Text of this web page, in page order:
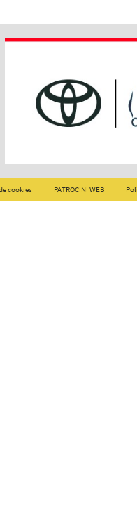
cookies | PATROCINI WEB |